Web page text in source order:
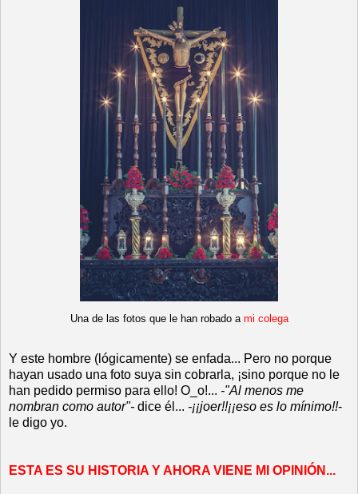
Una de las fotos que le han robado a mi colega
Y este hombre (lógicamente) se enfada... Pero no porque
hayan usado una foto suya sin cobrarla, ¡sino porque no le
han pedido permiso para ello! O_o!... -"Al menos me
nombran como autor"- dice él... -¡¡joer!!¡¡eso es lo mínimo!!-
le digo yo.
ESTA ES SU HISTORIA Y AHORA VIENE MI OPINIÓN...